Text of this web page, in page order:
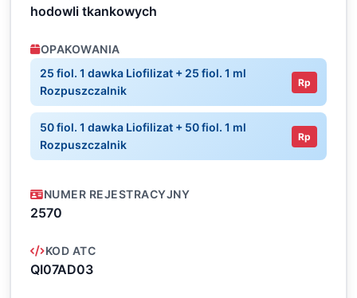
hodowli tkankowych
OPAKOWANIA
25 fiol. 1 dawka Liofilizat + 25 fiol. 1 ml
Rozpuszczalnik
Rp
50 fiol. 1 dawka Liofilizat + 50 fiol. 1 ml
Rozpuszczalnik
Rp
NUMER REJESTRACYJNY
2570
KOD ATC
QI07AD03